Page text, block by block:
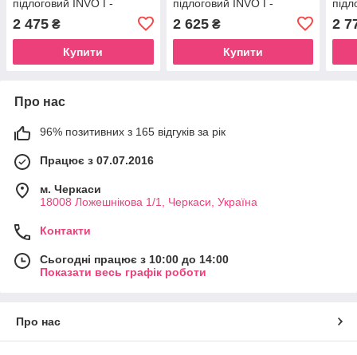
підлоговий INVO Г-
подібний з кріпленням у
стіну правий і лівий
2 475 ₴
Купити
підлоговий INVO Г-
подібний з кріпленням у
стіну правий і лівий
2 625₴
Купити
2
Про нас
96% позитивних з 165 відгуків за рік
Працює з 07.07.2016
м. Черкаси
18008 Ложешнікова 1/1, Черкаси, Україна
Контакти
Сьогодні працює з 10:00 до 14:00
Показати весь графік роботи
Про нас